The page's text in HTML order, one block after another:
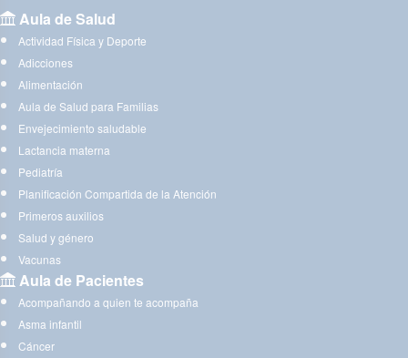
Aula de Salud
Actividad Física y Deporte
Adicciones
Alimentación
Aula de Salud para Familias
Envejecimiento saludable
Lactancia materna
Pediatría
Planificación Compartida de la Atención
Primeros auxilios
Salud y género
Vacunas
Aula de Pacientes
Acompañando a quien te acompaña
Asma infantil
Cáncer